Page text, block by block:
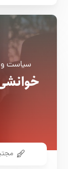
سیاست و